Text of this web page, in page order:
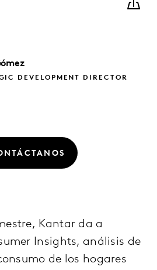
DEVELOPMENT DIRECTOR
Kantar da a
Insights, análisis de
de los hogares